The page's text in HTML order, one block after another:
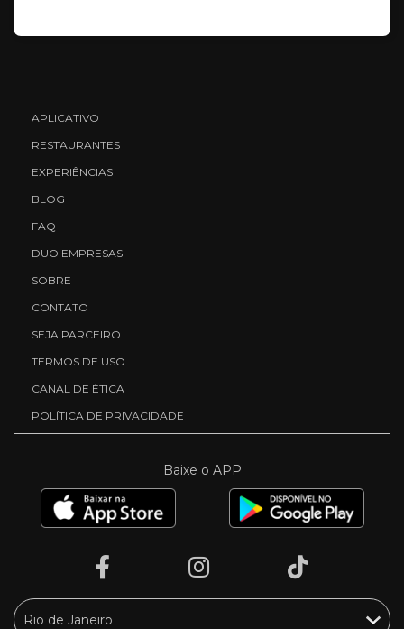
APLICATIVO
RESTAURANTES
EXPERIÊNCIAS
BLOG
FAQ
DUO EMPRESAS
SOBRE
CONTATO
SEJA PARCEIRO
TERMOS DE USO
CANAL DE ÉTICA
POLÍTICA DE PRIVACIDADE
Baixe o APP